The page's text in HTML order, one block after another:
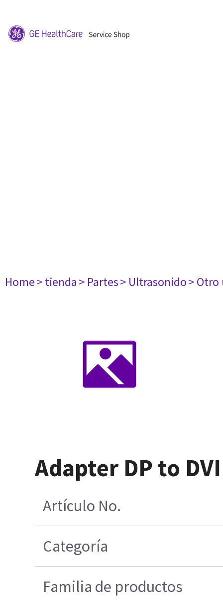
Home> tienda> Partes> Ultrasonido>
Adapter DP to
Artículo No.
Categoría
Familia de productos